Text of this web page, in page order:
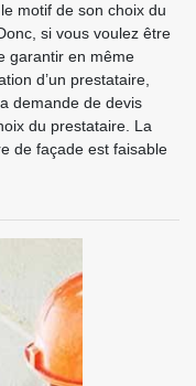
motif de son choix du
si vous voulez être
garantir en même
d’un prestataire,
demande de devis
du prestataire. La
de façade est faisable